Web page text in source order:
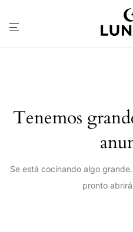
Tenemos
Se está cocinando algo
pronto